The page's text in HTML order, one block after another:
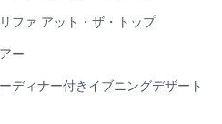
ファ アット・ザ・トップ
ー
ディナー付きイブニングデザート